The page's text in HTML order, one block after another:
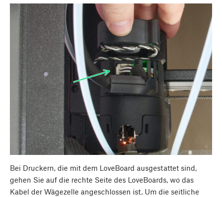
Bei Druckern, die mit dem LoveBoard ausgestattet sind,
gehen Sie auf die rechte Seite des LoveBoards, wo das
Kabel der Wägezelle angeschlossen ist. Um die seitliche